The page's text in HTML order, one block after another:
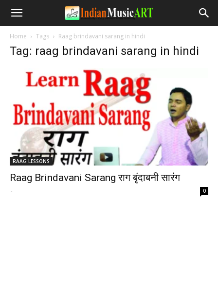
Home Tags Raag brindavani sarang in hindi
Tag: raag brindavani sarang in hindi
RAAG LESSONS
Raag Brindavani Sarang राग बृंदाबनी सारंग
- 0